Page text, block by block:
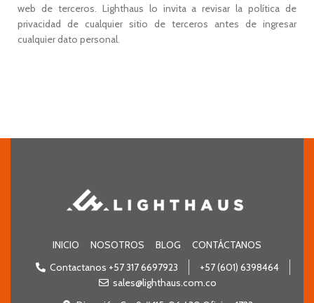
web de terceros. Lighthaus lo invita a revisar la política de
privacidad de cualquier sitio de terceros antes de ingresar
cualquier dato personal.
INICIO NOSOTROS BLOG
CONTÁCTANOS
Contactanos +57 317 6697923
+57 (601) 6398464
sales@lighthaus.com.co